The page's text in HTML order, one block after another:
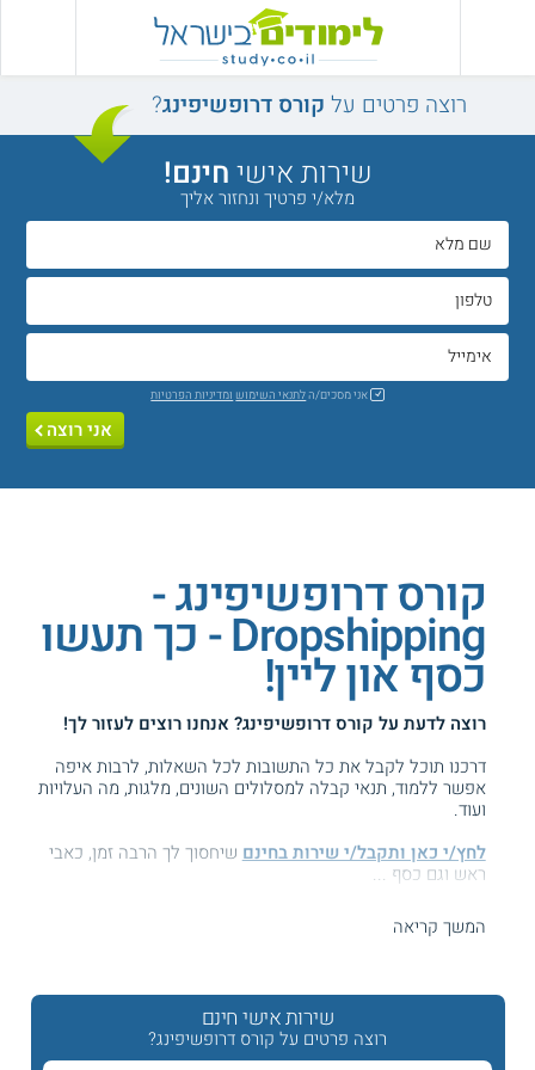
רוצה פרטים על קורס דרופשיפינג?
שירות אישיחינם!
מלא/י פרטיך ונחזור אליך
אני מסכים/הלתנאי השימוש ומדיניות הפרטיות
אני רוצה
קורס דרופשיפינג -
Dropshipping - כך תעשו
כסף און ליין!
רוצה לדעת על קורס דרופשיפינג? אנחנו רוצים לעזור לך!
דרכנו תוכל לקבל את כל התשובות לכל השאלות, לרבות איפה
אפשר ללמוד, תנאי קבלה למסלולים השונים, מלגות, מה העלויות
ועוד.
לחץ/י כאן ותקבל/י שירות בחינם שיחסוך לך הרבה זמן, כאבי
ראש וגם כסף ...
המידע באתר הועיל ל87% מהגולשים.
קורס דרופשיפינג באיביי ובאמזון - בלי ניהול מלאי וסחורה
המשך קריאה
שירות אישי חינם
רוצה פרטים על קורס דרופשיפינג?